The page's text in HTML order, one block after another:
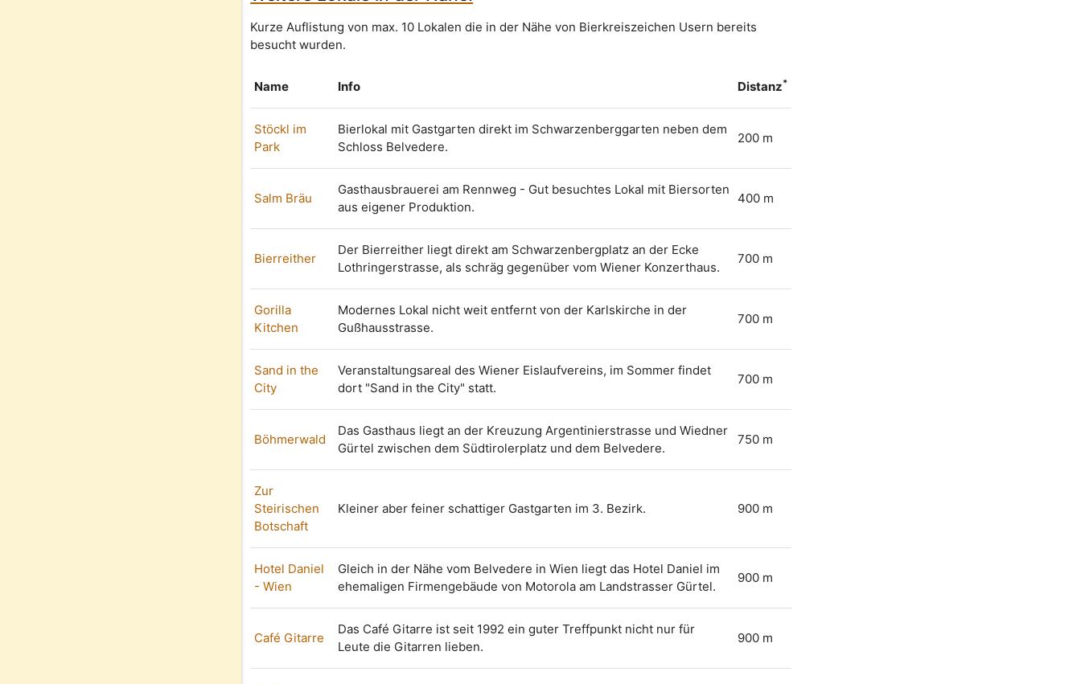
Kurze Auflistung von max. 10 Lokalen die in der Nähe von Bierkreiszeichen Usern bereits
besucht wurden.
Name Info Distanz*
Stöckl im
Park
Bierlokal mit Gastgarten direkt im Schwarzenberggarten neben dem
Schloss Belvedere.
200 m
Salm Bräu
Gasthausbrauerei am Rennweg - Gut besuchtes Lokal mit Biersorten
aus eigener Produktion.
400 m
Bierreither
Der Bierreither liegt direkt am Schwarzenbergplatz an der Ecke
Lothringerstrasse, als schräg gegenüber vom Wiener Konzerthaus.
700 m
Gorilla
Kitchen
Modernes Lokal nicht weit entfernt von der Karlskirche in der
Gußhausstrasse.
700 m
Sand in the
City
Veranstaltungsareal des Wiener Eislaufvereins, im Sommer findet
dort "Sand in the City" statt.
700 m
Böhmerwald
Das Gasthaus liegt an der Kreuzung Argentinierstrasse und Wiedner
Gürtel zwischen dem Südtirolerplatz und dem Belvedere.
750 m
Zur
Steirischen
Botschaft
Kleiner aber feiner schattiger Gastgarten im 3. Bezirk. 900 m
Hotel Daniel
- Wien
Gleich in der Nähe vom Belvedere in Wien liegt das Hotel Daniel im
ehemaligen Firmengebäude von Motorola am Landstrasser Gürtel.
900 m
Café Gitarre
Das Café Gitarre ist seit 1992 ein guter Treffpunkt nicht nur für
Leute die Gitarren lieben.
900 m